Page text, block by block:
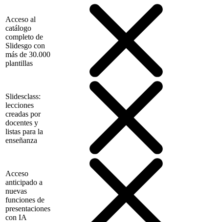
Acceso al
catálogo
completo de
Slidesgo con
más de 30.000
plantillas
Slidesclass:
lecciones
creadas por
docentes y
listas para la
enseñanza
Acceso
anticipado a
nuevas
funciones de
presentaciones
con IA